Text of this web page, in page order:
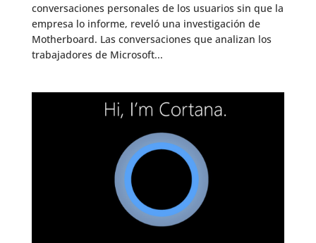
conversaciones personales de los usuarios sin que la
empresa lo informe, reveló una investigación de
Motherboard. Las conversaciones que analizan los
trabajadores de Microsoft...